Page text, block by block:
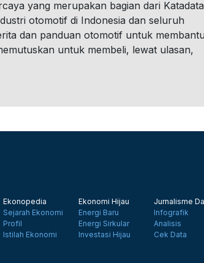
yang merupakan bagian dari
otomotif di Indonesia dan seluruh
dan panduan otomotif untuk membantu
untuk membeli, lewat ulasan,
Ekonopedia
Sejarah Ekonomi
Profil
Istilah Ekonomi
Ekonomi Hijau
Energi Baru
Energi Sirkular
Investasi Hijau
Jurnalisme
Infografik
Analisis
Cek Data